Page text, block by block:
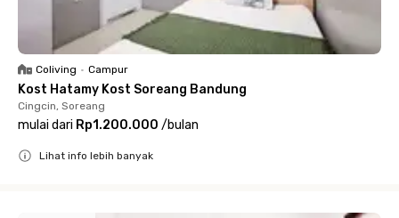
Coliving • Campur
Kost Hatamy Kost Soreang Bandung
Cingcin, Soreang
mulai dari Rp1.200.000 /bulan
Lihat info lebih banyak